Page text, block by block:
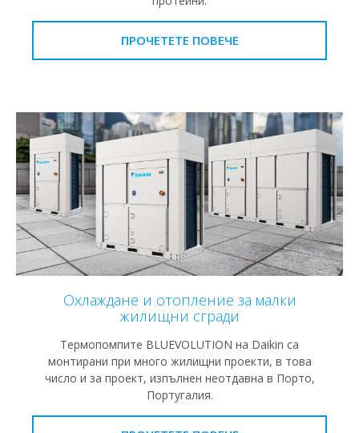
ПРОЧЕТЕТЕ ПОВЕЧЕ
Охлаждане и отопление за малки
жилищни сгради
Термопомпите BLUEVOLUTION на Daikin са
монтирани при много жилищни проекти, в това
число и за проект, изпълнен неотдавна в Порто,
Португалия.